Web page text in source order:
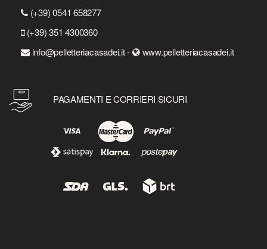
(+39) 0541 658277
(+39) 351 4300360
info@pelletteriacasadei.it -
www.pelletteriacasadei.it
PAGAMENTI E CORRIERI SICURI